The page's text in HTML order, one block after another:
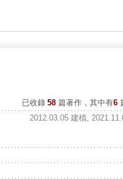
已收錄 58 篇著作，其中有6
2012.03.05 建檔,